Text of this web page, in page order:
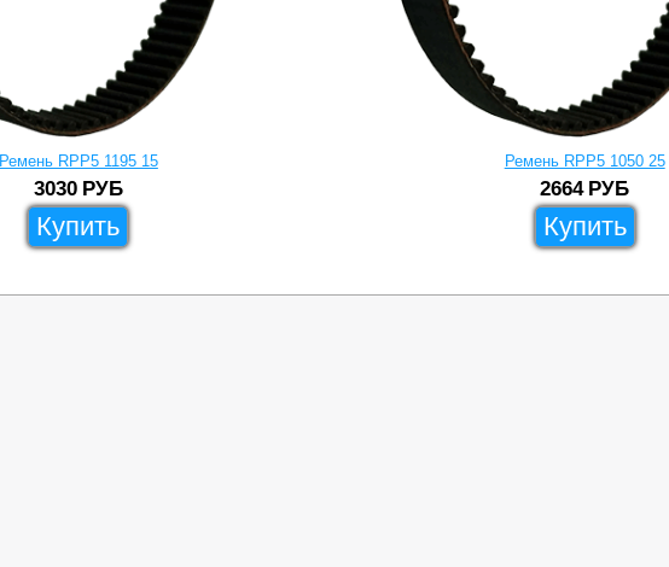
Ремень RPP5 1195 15
3030 РУБ
Купить
Ремень RPP5 1050 25
2664 РУБ
Купить